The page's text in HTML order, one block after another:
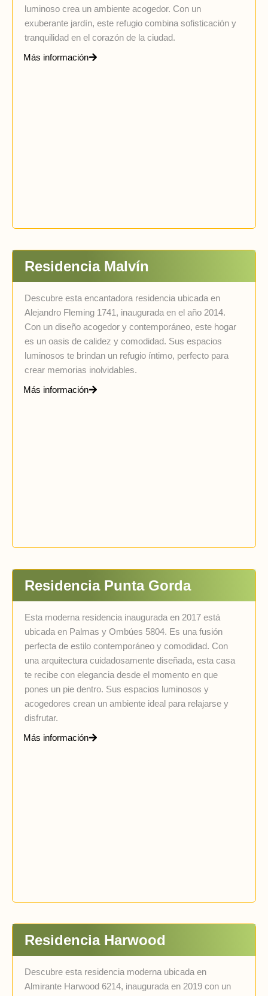
luminoso crea un ambiente acogedor. Con un
exuberante jardín, este refugio combina sofisticación y
tranquilidad en el corazón de la ciudad.
Más información
Residencia Malvín
Descubre esta encantadora residencia ubicada en
Alejandro Fleming 1741, inaugurada en el año 2014.
Con un diseño acogedor y contemporáneo, este hogar
es un oasis de calidez y comodidad. Sus espacios
luminosos te brindan un refugio íntimo, perfecto para
crear memorias inolvidables.
Más información
Residencia Punta Gorda
Esta moderna residencia inaugurada en 2017 está
ubicada en Palmas y Ombúes 5804. Es una fusión
perfecta de estilo contemporáneo y comodidad. Con
una arquitectura cuidadosamente diseñada, esta casa
te recibe con elegancia desde el momento en que
pones un pie dentro. Sus espacios luminosos y
acogedores crean un ambiente ideal para relajarse y
disfrutar.
Más información
Residencia Harwood
Descubre esta residencia moderna ubicada en
Almirante Harwood 6214, inaugurada en 2019 con un